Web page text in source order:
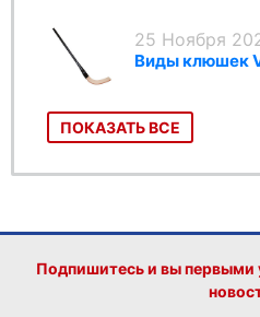
25 Ноября
Виды клюшек
ПОКАЗАТЬ ВСЕ
Подпишитесь и вы первыми